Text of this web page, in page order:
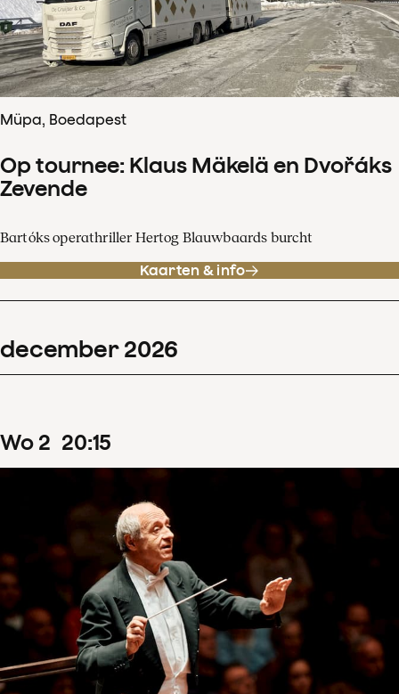
Müpa, Boedapest
Op tournee: Klaus Mäkelä en Dvořáks
Zevende
Bartóks operathriller Hertog Blauwbaards burcht
Kaarten & info
december 2026
wo 2 20:15